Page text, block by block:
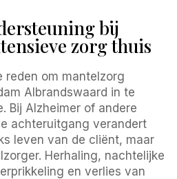
bij
zorg thuis
reden om mantelzorg
Albrandswaard in te
Bij Alzheimer of andere
achteruitgang verandert
leven van de cliënt, maar
Herhaling, nachtelijke
en verlies van